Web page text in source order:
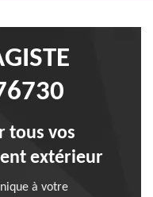
tous vos
extérieur
à votre